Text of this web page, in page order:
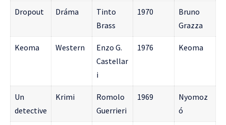
Dropout Dráma
Tinto
Brass
1970
Bruno
Grazza
Keoma Western
Enzo G.
Castellar
i
1976 Keoma
Un
detective
Krimi
Romolo
Guerrieri
1969
Nyomoz
ó